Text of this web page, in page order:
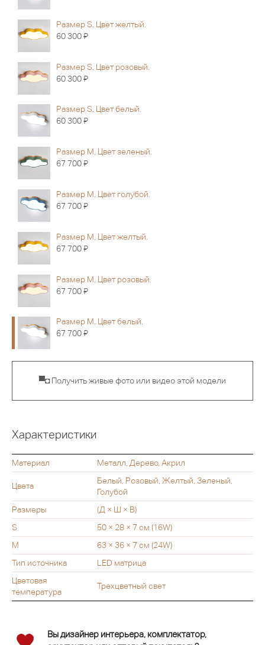
Размер S. Цвет желтый.
60 300Я
Размер S. Цвет розовый.
60 300Я
Размер S. Цвет белый.
60 300Я
Размер M. Цвет зеленый.
67 700Я
Размер M. Цвет голубой.
67 700Я
Размер M. Цвет желтый.
67 700Я
Размер M. Цвет розовый.
67 700Я
Размер M. Цвет белый.
67 700Я
▀◘ Получить живые фото или видео этой модели
Характеристики
Материал Металл, Дерево, Акрил
Цвета
Белый, Розовый, Желтый, Зеленый,
Голубой
Размеры
(Д × Ш × В)
S
50 × 28 × 7 см (16W)
M
63 × 36 × 7 см (24W)
Тип источника
LED матрица
Цветовая
температура
Трехцветный свет
Вы дизайнер интерьера, комплектатор,